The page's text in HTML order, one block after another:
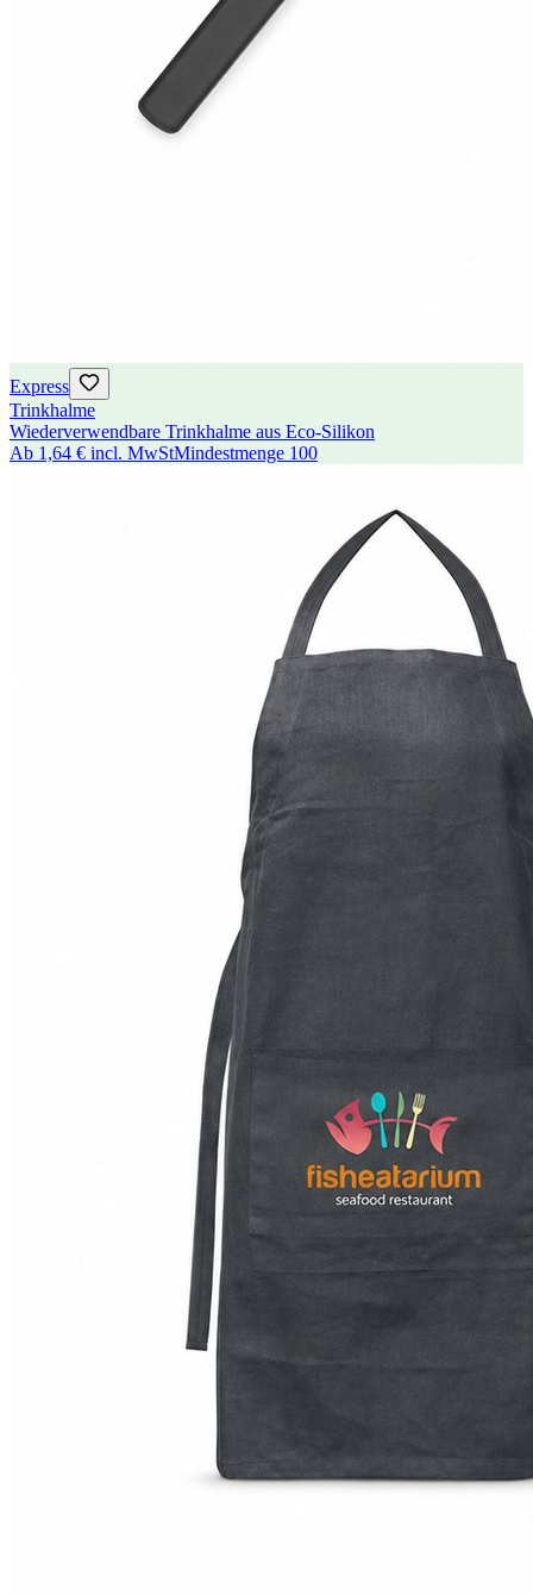
Express
Trinkhalme
Wiederverwendbare Trinkhalme aus Eco-Silikon
Ab 1,64 € incl. MwStMindestmenge 100